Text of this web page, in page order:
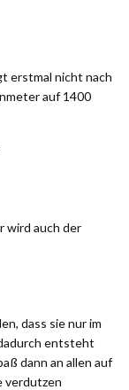
erstmal nicht nach
auf 1400
wird auch der
dass sie nur im
entsteht
dann an allen auf
verdutzen